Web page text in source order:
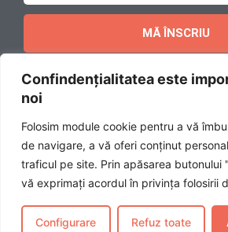
Confindențialitatea este
noi
Folosim module cookie pentru a vă
de navigare, a vă oferi conținut
traficul pe site. Prin apăsarea butonului
vă exprimați acordul în privința folosirii
Configurare Refuz toate
MĂ ÎNSCRIU
Toate drepturile asupra site-ului
Reproducerea integrală sau
ilustrațiilor din orice pagină a site-
numai cu acordul prealabil scris al
intelectuală se pedepsește